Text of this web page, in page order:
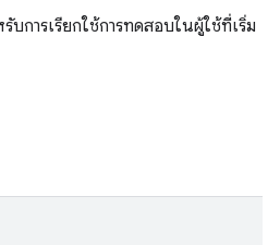
บการเรียกใช้การทดสอบในผู้ใช้ที่เริ่ม